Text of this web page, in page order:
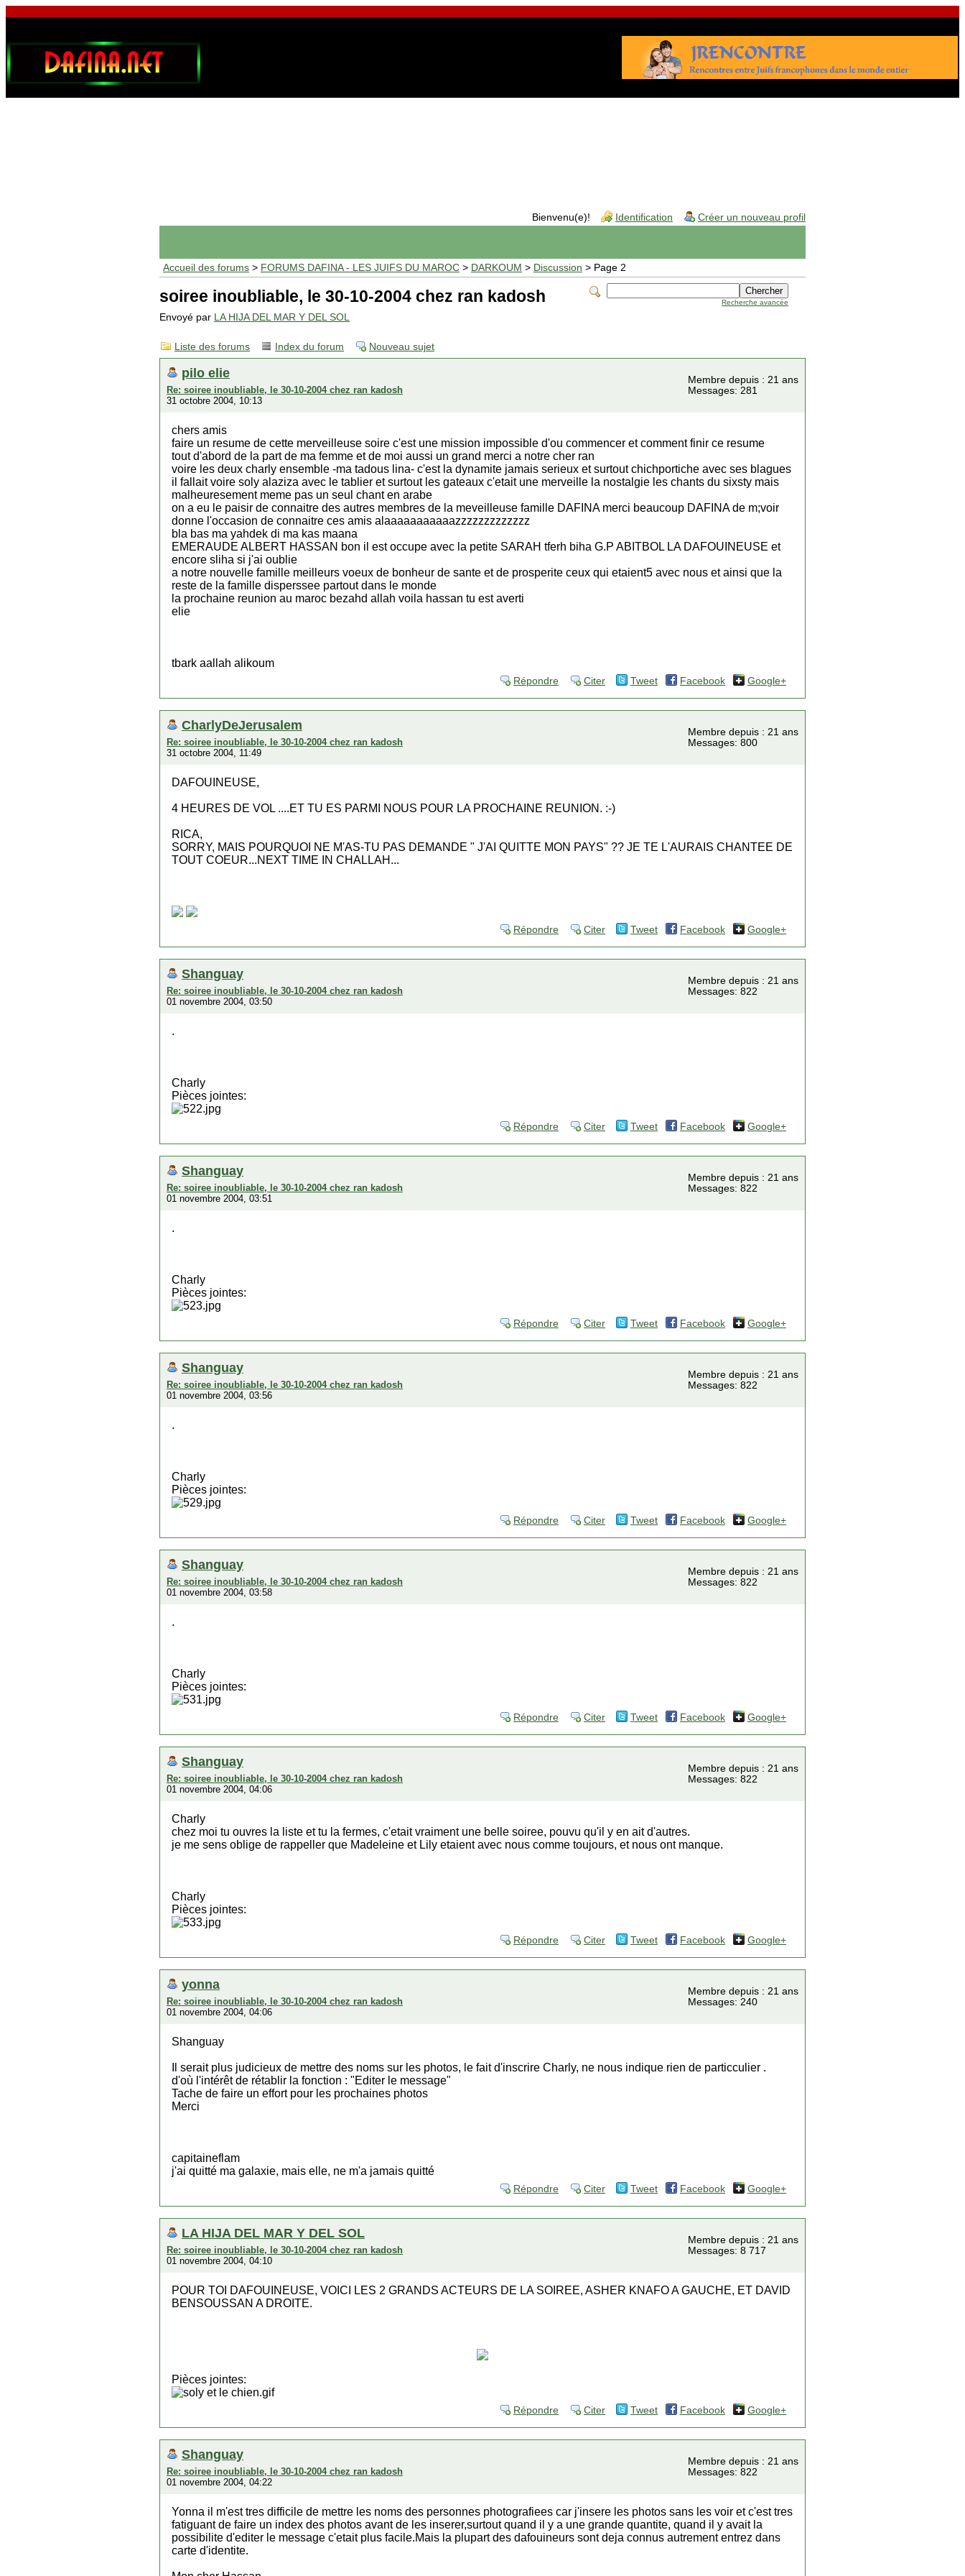
Bienvenu(e)! Identification Créer un nouveau profil
Accueil des forums > FORUMS DAFINA - LES JUIFS DU MAROC > DARKOUM > Discussion > Page 2
Recherche avancée
soiree inoubliable, le 30-10-2004 chez ran kadosh
Envoyé par LA HIJA DEL MAR Y DEL SOL
Liste des forums Index du forum Nouveau sujet
pilo elie
Re: soiree inoubliable, le 30-10-2004 chez ran kadosh
31 octobre 2004, 10:13
Membre depuis : 21 ans
Messages: 281
chers amis
faire un resume de cette merveilleuse soire c'est une mission impossible d'ou commencer et comment finir ce resume
tout d'abord de la part de ma femme et de moi aussi un grand merci a notre cher ran
voire les deux charly ensemble -ma tadous lina- c'est la dynamite jamais serieux et surtout chichportiche avec ses blagues
il fallait voire soly alaziza avec le tablier et surtout les gateaux c'etait une merveille la nostalgie les chants du sixsty mais
malheuresement meme pas un seul chant en arabe
on a eu le paisir de connaitre des autres membres de la meveilleuse famille DAFINA merci beaucoup DAFINA de m;voir
donne l'occasion de connaitre ces amis alaaaaaaaaaaazzzzzzzzzzzzz
bla bas ma yahdek di ma kas maana
EMERAUDE ALBERT HASSAN bon il est occupe avec la petite SARAH tferh biha G.P ABITBOL LA DAFOUINEUSE et
encore sliha si j'ai oublie
a notre nouvelle famille meilleurs voeux de bonheur de sante et de prosperite ceux qui etaient5 avec nous et ainsi que la
reste de la famille disperssee partout dans le monde
la prochaine reunion au maroc bezahd allah voila hassan tu est averti
elie
tbark aallah alikoum
Répondre Citer Tweet Facebook Google+
CharlyDeJerusalem
Re: soiree inoubliable, le 30-10-2004 chez ran kadosh
31 octobre 2004, 11:49
Membre depuis : 21 ans
Messages: 800
DAFOUINEUSE,
4 HEURES DE VOL ....ET TU ES PARMI NOUS POUR LA PROCHAINE REUNION. :-)
RICA,
SORRY, MAIS POURQUOI NE M'AS-TU PAS DEMANDE " J'AI QUITTE MON PAYS" ?? JE TE L'AURAIS CHANTEE DE
TOUT COEUR...NEXT TIME IN CHALLAH...
Répondre Citer Tweet Facebook Google+
Shanguay
Re: soiree inoubliable, le 30-10-2004 chez ran kadosh
01 novembre 2004, 03:50
Membre depuis : 21 ans
Messages: 822
.
Charly
Pièces jointes:
Répondre Citer Tweet Facebook Google+
Shanguay
Re: soiree inoubliable, le 30-10-2004 chez ran kadosh
01 novembre 2004, 03:51
Membre depuis : 21 ans
Messages: 822
.
Charly
Pièces jointes:
Répondre Citer Tweet Facebook Google+
Shanguay
Re: soiree inoubliable, le 30-10-2004 chez ran kadosh
01 novembre 2004, 03:56
Membre depuis : 21 ans
Messages: 822
.
Charly
Pièces jointes:
Répondre Citer Tweet Facebook Google+
Shanguay
Re: soiree inoubliable, le 30-10-2004 chez ran kadosh
01 novembre 2004, 03:58
Membre depuis : 21 ans
Messages: 822
.
Charly
Pièces jointes:
Répondre Citer Tweet Facebook Google+
Shanguay
Re: soiree inoubliable, le 30-10-2004 chez ran kadosh
01 novembre 2004, 04:06
Membre depuis : 21 ans
Messages: 822
Charly
chez moi tu ouvres la liste et tu la fermes, c'etait vraiment une belle soiree, pouvu qu'il y en ait d'autres.
je me sens oblige de rappeller que Madeleine et Lily etaient avec nous comme toujours, et nous ont manque.
Charly
Pièces jointes:
Répondre Citer Tweet Facebook Google+
yonna
Re: soiree inoubliable, le 30-10-2004 chez ran kadosh
01 novembre 2004, 04:06
Membre depuis : 21 ans
Messages: 240
Shanguay
Il serait plus judicieux de mettre des noms sur les photos, le fait d'inscrire Charly, ne nous indique rien de particculier .
d'où l'intérêt de rétablir la fonction : "Editer le message"
Tache de faire un effort pour les prochaines photos
Merci
capitaineflam
j'ai quitté ma galaxie, mais elle, ne m'a jamais quitté
Répondre Citer Tweet Facebook Google+
LA HIJA DEL MAR Y DEL SOL
Re: soiree inoubliable, le 30-10-2004 chez ran kadosh
01 novembre 2004, 04:10
Membre depuis : 21 ans
Messages: 8 717
POUR TOI DAFOUINEUSE, VOICI LES 2 GRANDS ACTEURS DE LA SOIREE, ASHER KNAFO A GAUCHE, ET DAVID
BENSOUSSAN A DROITE.
Pièces jointes:
Répondre Citer Tweet Facebook Google+
Shanguay
Re: soiree inoubliable, le 30-10-2004 chez ran kadosh
01 novembre 2004, 04:22
Membre depuis : 21 ans
Messages: 822
Yonna il m'est tres difficile de mettre les noms des personnes photografiees car j'insere les photos sans les voir et c'est tres
fatiguant de faire un index des photos avant de les inserer,surtout quand il y a une grande quantite, quand il y avait la
possibilite d'editer le message c'etait plus facile.Mais la plupart des dafouineurs sont deja connus autrement entrez dans
carte d'identite.